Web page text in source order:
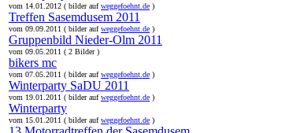
vom 14.01.2012 ( bilder aufweggefoehnt.de )
Treffen Sasemdusem 2011
vom 09.09.2011 ( bilder aufweggefoehnt.de )
Gruppenbild Nieder-Olm 2011
vom 09.05.2011 ( 2 Bilder )
bikers mc
vom 07.05.2011 ( bilder aufweggefoehnt.de )
Winterparty SaDU 2011
vom 19.01.2011 ( bilder aufweggefoehnt.de )
Winterparty
vom 15.01.2011 ( bilder aufweggefoehnt.de )